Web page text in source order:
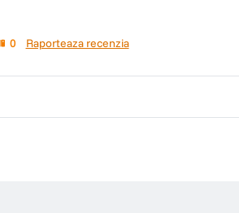
0 Raporteaza recenzia